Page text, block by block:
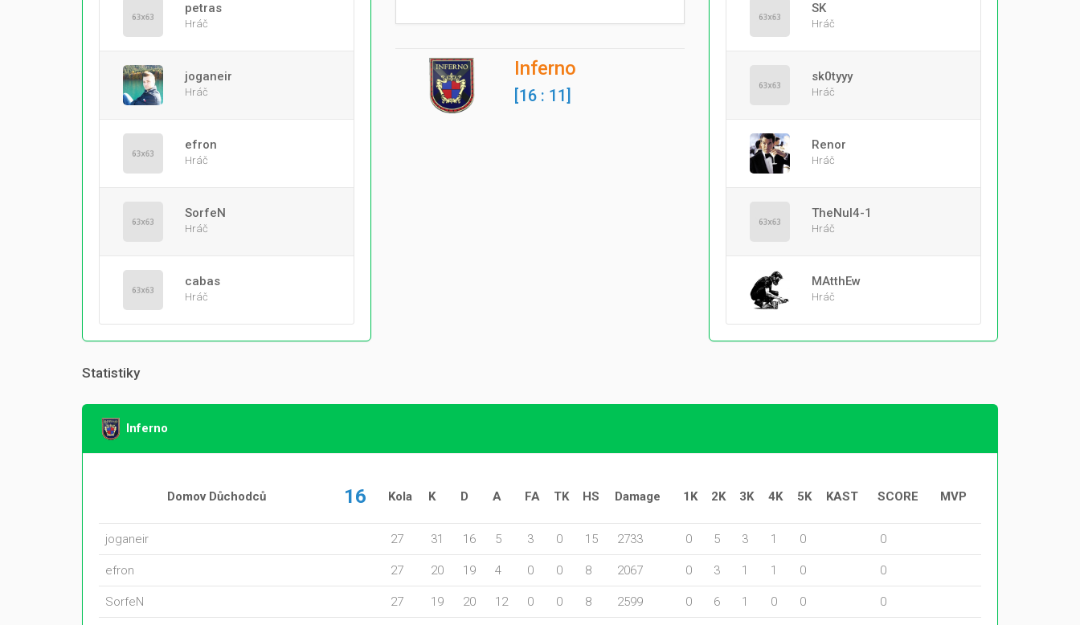
petras
Hráč
joganeir
Hráč
efron
Hráč
SorfeN
Hráč
cabas
Hráč
Inferno
[16 : 11]
SK
Hráč
sk0tyyy
Hráč
Renor
Hráč
TheNul4-1
Hráč
MAtthEw
Hráč
Statistiky
Inferno
Domov Důchodců 16 Kola K D A FA TK HS Damage 1K 2K 3K 4K 5K KAST SCORE MVP
joganeir 27 31 16 5 3 0 15 2733 0 5 3 1 0 0
efron 27 20 19 4 0 0 8 2067 0 3 1 1 0 0
SorfeN 27 19 20 12 0 0 8 2599 0 6 1 0 0 0